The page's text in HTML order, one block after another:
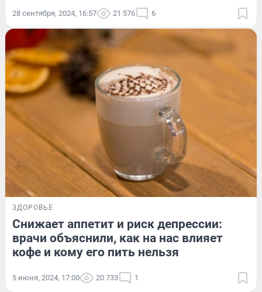
28 сентября, 2024, 16:57 21 576 6
ЗДОРОВЬЕ
Снижает аппетит и риск депрессии:
врачи объяснили, как на нас влияет
кофе и кому его пить нельзя
5 июня, 2024, 17:00 20 733 1